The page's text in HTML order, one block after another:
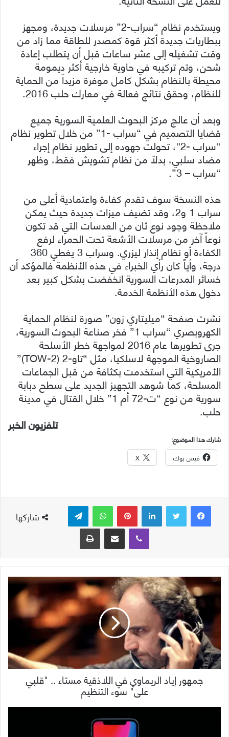
ويستخدم نظام “سراب-2” مرسلات جديدة، ومجهز
ببطاريات جديدة أكثر قوة كمصدر للطاقة مما زاد من
وقت تشغيله إلى عشر ساعات قبل أن يتطلب إعادة
شحن، وتم تركيبه في حاوية خارجية أكثر ديمومة
محيطة بالنظام بشكل كامل موفرة مزيداً من الحماية
للنظام، وحقق نتائج فعالة في معارك حلب 2016.
وبعد أن عالج مركز البحوث العلمية السورية جميع
قضايا التصميم في “سراب -1” من خلال تطوير نظام
“سراب -2″، تحولت جهوده إلى تطوير نظام إجراء
مضاد سلبي، بدلاً من نظام تشويش فقط، وظهر
“سراب – 3”.
هذه النسخة سوف تقدم كفاءة واعتمادية أعلى من
سراب 1 و2، وقد تضيف ميزات جديدة حيث يمكن
ملاحظة وجود نوع ثان من العدسات التي قد تكون
نوعاً آخر من مرسلات الأشعة تحت الحمراء لرفع
الكفاءة أو نظام إنذار ليزري. وسراب 3 يغطي 360
درجة، وأياً كان رأي الخبراء في هذه الأنظمة فالمؤكد أن
خسائر المدرعات السورية انخفضت بشكل كبير بعد
دخول هذه الأنظمة الخدمة.
نشرت صفحة “ميليتاري زون” صورة لنظام الحماية
الكهروبصري “سراب 1” فخر صناعة البحوث السورية،
جرى تطويرها عام 2016 لمواجهة خطر الأسلحة
الصاروخية الموجهة لاسلكيا، مثل “تاو-2 (TOW-2)”
الأمريكية التي استخدمت بكثافة من قبل الجماعات
المسلحة، كما شوهد التجهيز الجديد على سطح دبابة
سورية من نوع “ت-72 أم 1” خلال القتال في مدينة
حلب.
تلفزيون الخبر
شارك هذا الموضوع:
فيس بوك X
شاركها
لينكدإن بينتيريست واتساب
ڤايبر
مشاركة عبر البريد طباعة
جمهور إياد الريماوي في اللاذقية مستاء .. "قلبي
على" سوء التنظيم